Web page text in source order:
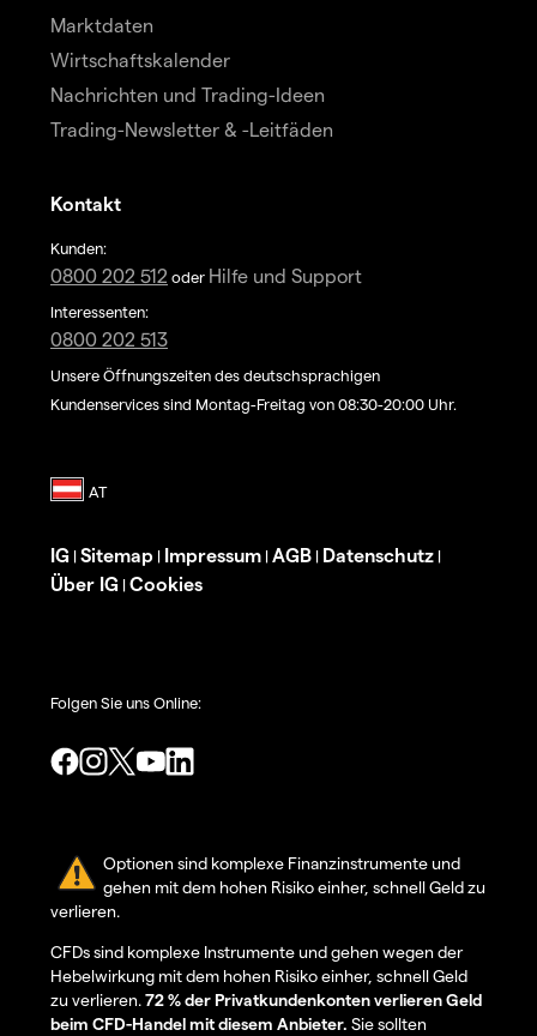
Marktdaten
Wirtschaftskalender
Nachrichten und Trading-Ideen
Trading-Newsletter & -Leitfäden
Kontakt
Kunden:
0800 202 512 oder Hilfe und Support
Interessenten:
0800 202 513
Unsere Öffnungszeiten des deutschsprachigen
Kundenservices sind Montag-Freitag von 08:30-20:00 Uhr.
IG | Sitemap | Impressum | AGB | Datenschutz |
Über IG | Cookies
Folgen Sie uns Online:
Optionen sind komplexe Finanzinstrumente und
gehen mit dem hohen Risiko einher, schnell Geld zu
verlieren.
CFDs sind komplexe Instrumente und gehen wegen der
Hebelwirkung mit dem hohen Risiko einher, schnell Geld
zu verlieren.72 % der Privatkundenkonten verlieren Geld
beim CFD-Handel mit diesem Anbieter. Sie sollten